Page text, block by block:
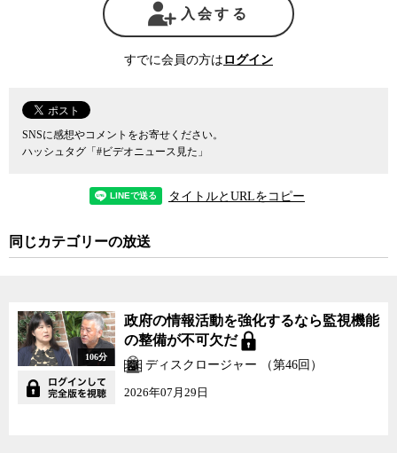
的により透明性の高い行政の実現につながるわけではない。
今回政府が進めているデジタル化は、2002年に行政手続オンライ
ン化法が成立し、デジタル化が推進されたが、あまりにも使い勝手
い経験を踏まえ、実際に利用されるデジタル化を目指すというも
の。逆に言うと、日本のデジタル化はまだそのレベルの、つまり使
い物にならないものしか作れていないという初歩的な課題を抱えて
ほとんど利用されなかったため、何と会計検査院からクレームが付
き事実上ゼロからやり直しになった。
三木氏によると、この時行われた行政情報のデジタル化は、利用
った。そのため、紙を使えば5分で済む作業にオンラインでは1時間
もかかってしまうような状態で、遂にはほとんど誰も利用しなくな
ったという。
入会する
すでに会員の方は ログイン
SNSに感想やコメントをお寄せください。
ハッシュタグ「#ビデオニュース見た」
タイトルとURLをコピー
同じカテゴリーの放送
106分
政府の情報活動を強化するなら監視機能
の整備が不可欠だ
ディスクロージャー （第46回）
2026年07月29日